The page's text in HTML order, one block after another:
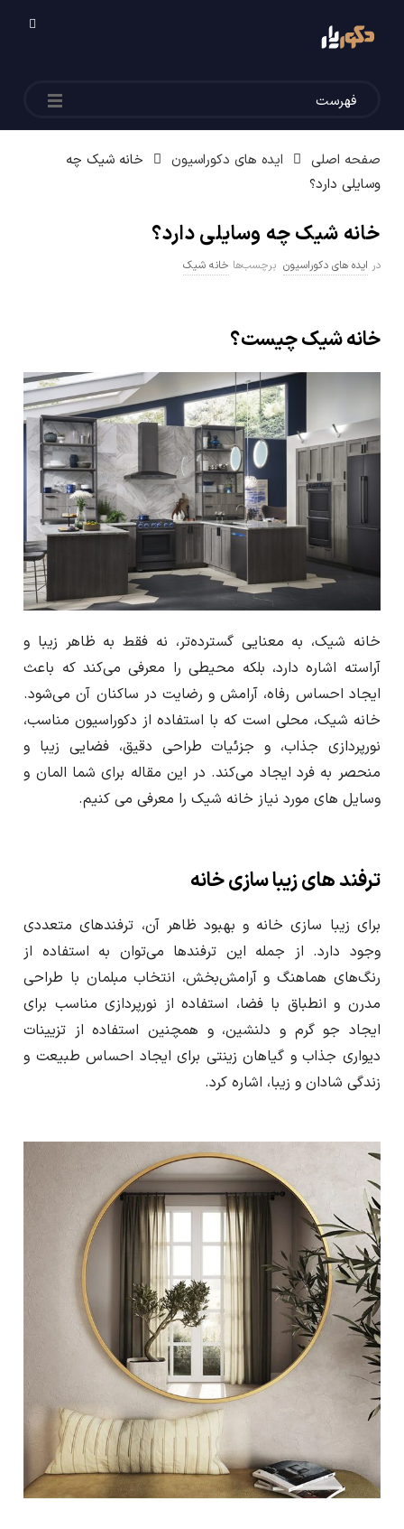
م
ل
ه
د
ک
ر
ی
ا
ر
فهرست
صفحه اصلی
ایده های دکوراسیون
خانه شیک چه
وسایلی دارد؟
خانه شیک چه وسایلی دارد؟
در ایده های دکوراسیون برچسب‌ها خانه شیک
خانه شیک چیست؟
خانه شیک، به معنایی گسترده‌تر، نه فقط به ظاهر زیبا و
آراسته اشاره دارد، بلکه محیطی را معرفی می‌کند که باعث
ایجاد احساس رفاه، آرامش و رضایت در ساکنان آن می‌شود.
خانه شیک، محلی است که با استفاده از دکوراسیون مناسب،
نورپردازی جذاب، و جزئیات طراحی دقیق، فضایی زیبا و
منحصر به فرد ایجاد می‌کند. در این مقاله برای شما المان و
وسایل های مورد نیاز خانه شیک را معرفی می کنیم.
ترفند های زیبا سازی خانه
برای زیبا سازی خانه و بهبود ظاهر آن، ترفندهای متعددی
وجود دارد. از جمله این ترفندها می‌توان به استفاده از
رنگ‌های هماهنگ و آرامش‌بخش، انتخاب مبلمان با طراحی
مدرن و انطباق با فضا، استفاده از نورپردازی مناسب برای
ایجاد جو گرم و دلنشین، و همچنین استفاده از تزیینات
دیواری جذاب و گیاهان زینتی برای ایجاد احساس طبیعت و
زندگی شادان و زیبا، اشاره کرد.